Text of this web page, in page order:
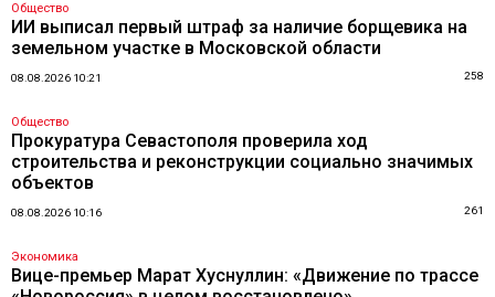
Общество
ИИ выписал первый штраф за наличие борщевика на
земельном участке в Московской области
08.08.2026 10:21 258
Общество
Прокуратура Севастополя проверила ход
строительства и реконструкции социально значимых
объектов
08.08.2026 10:16 261
Экономика
Вице-премьер Марат Хуснуллин: «Движение по трассе